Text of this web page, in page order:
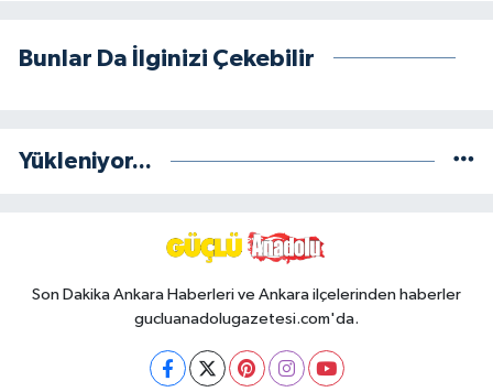
Bunlar Da İlginizi Çekebilir
Yükleniyor...
Son Dakika Ankara Haberleri ve Ankara ilçelerinden haberler
gucluanadolugazetesi.com'da.